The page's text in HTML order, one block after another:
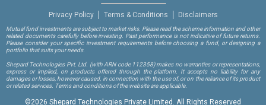
Privacy Policy Terms & Conditions Disclaimers
Mutual fund investments are subject to market risks. Please read the scheme information and other
related documents carefully before investing. Past performance is not indicative of future returns.
Please consider your specific investment requirements before choosing a fund, or designing a
portfolio that suits your needs.
Shepard Technologies Pvt. Ltd. (with ARN code 112358)makes no warranties or representations,
express or implied, on products offered through the platform. It accepts no liability for any
damages or losses, however caused, in connection with the use of, or on the reliance of its product
or related services. Terms and conditions of the website are applicable.
©2026 Shepard Technologies Private Limited. All Rights Reserved